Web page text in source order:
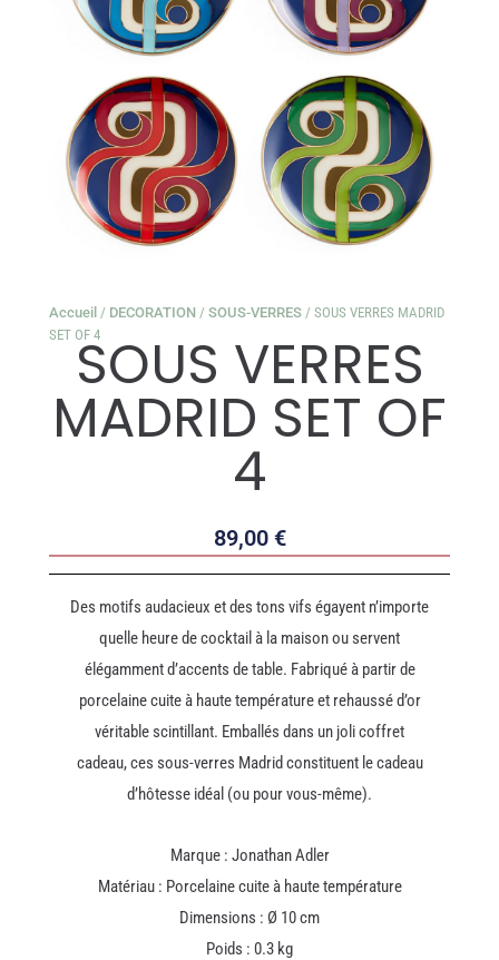
Accueil / DECORATION /SOUS-VERRES / SOUS VERRES MADRID
SET OF 4SOUS VERRES
MADRID SET OF
4
89,00 €
Des motifs audacieux et des tons vifs égayent n’importe
quelle heure de cocktail à la maison ou servent
élégamment d’accents de table. Fabriqué à partir de
porcelaine cuite à haute température et rehaussé d’or
véritable scintillant. Emballés dans un joli coffret
cadeau, ces sous-verres Madrid constituent le cadeau
d’hôtesse idéal (ou pour vous-même).
Marque : Jonathan Adler
Matériau : Porcelaine cuite à haute température
Dimensions : Ø 10 cm
Poids : 0.3 kg